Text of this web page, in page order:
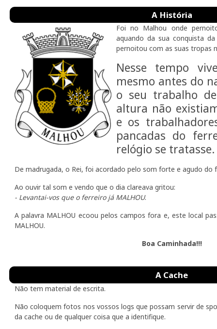
A História
Foi no Malhou onde
aquando da sua conquista
pernoitou com as suas tropas
Nesse tempo
mesmo antes do
o seu trabalho
altura não
e os
pancadas do
relógio se tratasse.
De madrugada, o Rei, foi acordado pelo som forte e agudo do
Ao ouvir tal som e vendo que o dia clareava gritou:
- Levantai-vos que o ferreiro já MALHOU.
A palavra MALHOU ecoou pelos campos fora e, este local
MALHOU.
Boa Caminhada!!!
A Cache
Não tem material de escrita.
Não coloquem fotos nos vossos logs que possam servir de
da cache ou de qualquer coisa que a identifique.